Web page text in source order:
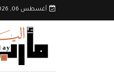
أغسطس 06, 2026